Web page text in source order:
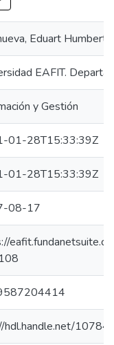
Eduart Humberto
EAFIT.
y Gestión
01-28T15:33:39Z
01-28T15:33:39Z
08-17
hdl.handle.net/